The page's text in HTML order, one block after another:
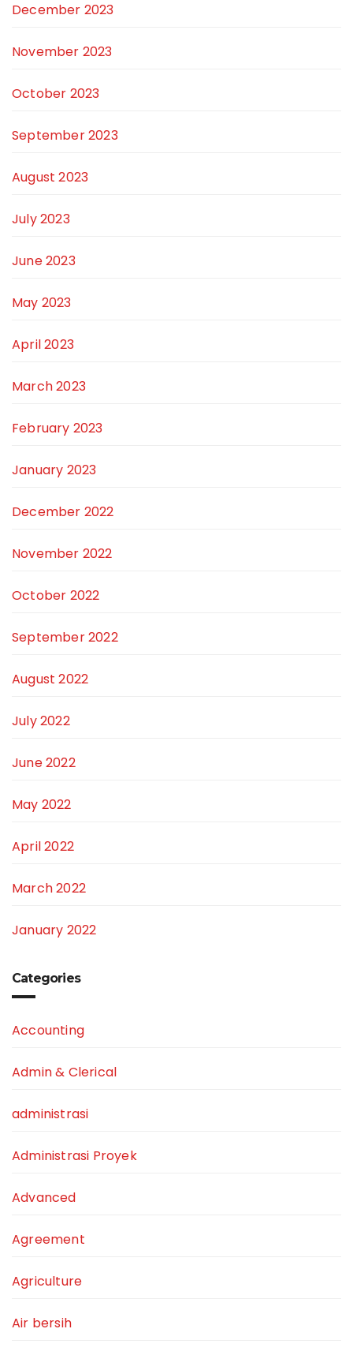
December 2023
November 2023
October 2023
September 2023
August 2023
July 2023
June 2023
May 2023
April 2023
March 2023
February 2023
January 2023
December 2022
November 2022
October 2022
September 2022
August 2022
July 2022
June 2022
May 2022
April 2022
March 2022
January 2022
Categories
Accounting
Admin & Clerical
administrasi
Administrasi Proyek
Advanced
Agreement
Agriculture
Air bersih